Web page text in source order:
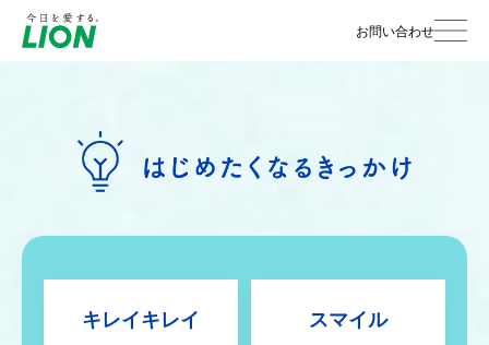
お問い合わせ
キレイキレイ スマイル